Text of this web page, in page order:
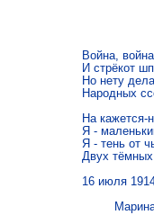
Война,
И стрёкот
Но нету
Народных
На кажется-
Я -
Я - тень от
Двух
16 июля
Марина